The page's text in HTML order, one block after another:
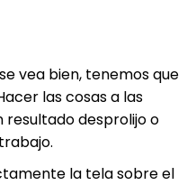
vea bien, tenemos que
las cosas a las
resultado desprolijo o
la tela sobre el